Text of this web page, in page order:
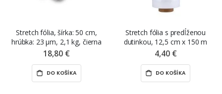
Stretch fólia, šírka: 50 cm,
hrúbka: 23 µm, 2,1 kg, čierna
18,80 €
DO KOŠÍKA
Stretch fólia s predĺženou
dutinkou, 12,5 cm x 150 m
4,40 €
DO KOŠÍKA